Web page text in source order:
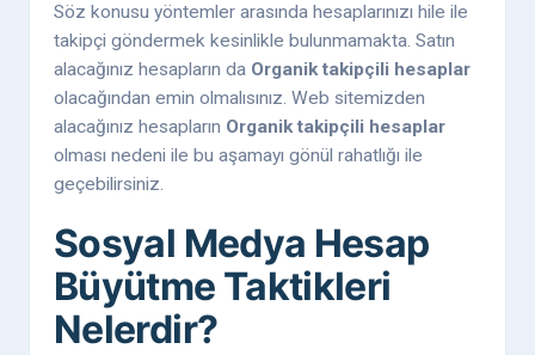
Söz konusu yöntemler arasında hesaplarınızı hile ile
takipçi göndermek kesinlikle bulunmamakta. Satın
alacağınız hesapların da Organik takipçili hesaplar
olacağından emin olmalısınız. Web sitemizden
alacağınız hesapların Organik takipçili hesaplar
olması nedeni ile bu aşamayı gönül rahatlığı ile
geçebilirsiniz.
Sosyal Medya Hesap
Büyütme Taktikleri
Nelerdir?